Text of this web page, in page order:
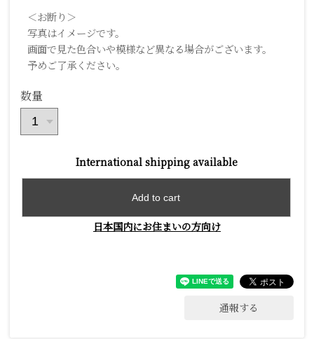
＜お断り＞
写真はイメージです。
画面で見た色合いや模様など異なる場合がございます。
予めご了承ください。
数量
International shipping available
Add to cart
日本国内にお住まいの方向け
通報する